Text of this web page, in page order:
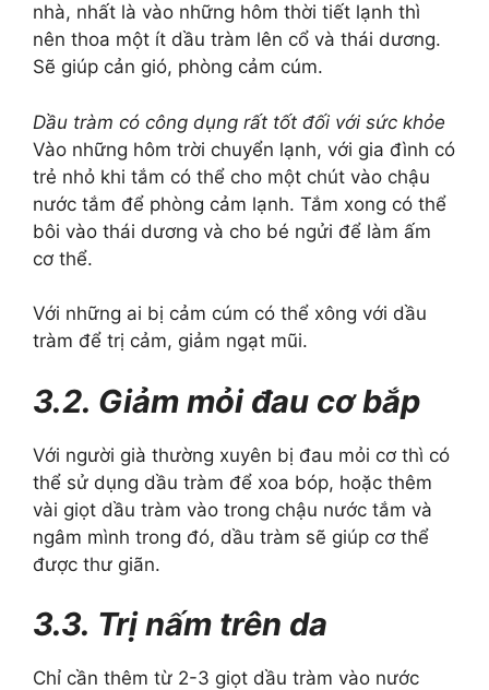
nhà, nhất là vào những hôm thời tiết lạnh thì
nên thoa một ít dầu tràm lên cổ và thái dương.
Sẽ giúp cản gió, phòng cảm cúm.
Dầu tràm có công dụng rất tốt đối với sức khỏe
Vào những hôm trời chuyển lạnh, với gia đình có
trẻ nhỏ khi tắm có thể cho một chút vào chậu
nước tắm để phòng cảm lạnh. Tắm xong có thể
bôi vào thái dương và cho bé ngửi để làm ấm
cơ thể.
Với những ai bị cảm cúm có thể xông với dầu
tràm để trị cảm, giảm ngạt mũi.
3.2. Giảm mỏi đau cơ bắp
Với người già thường xuyên bị đau mỏi cơ thì có
thể sử dụng dầu tràm để xoa bóp, hoặc thêm
vài giọt dầu tràm vào trong chậu nước tắm và
ngâm mình trong đó, dầu tràm sẽ giúp cơ thể
được thư giãn.
3.3. Trị nấm trên da
Chỉ cần thêm từ 2-3 giọt dầu tràm vào nước